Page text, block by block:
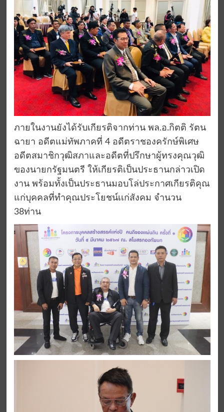
ภายในงานยังได้รับเกียรติจากท่าน พล.อ.กิตติ รัตน
ฉายา อดีตแม่ทัพภาคที่ 4 อดีตราชองครักษ์พิเศษ
อดีตสมาชิกวุฒิสภาและอดีตที่ปรึกษาผู้ทรงคุณวุฒิ
ของนายกรัฐมนตรี ให้เกียรติเป็นประธานกล่าวเปิด
งาน พร้อมทั้งเป็นประธานมอบโล่ประกาศเกียรติคุณ
แก่บุคคลที่ทำคุณประโยชน์เเก่สังคม จำนวน
38ท่าน